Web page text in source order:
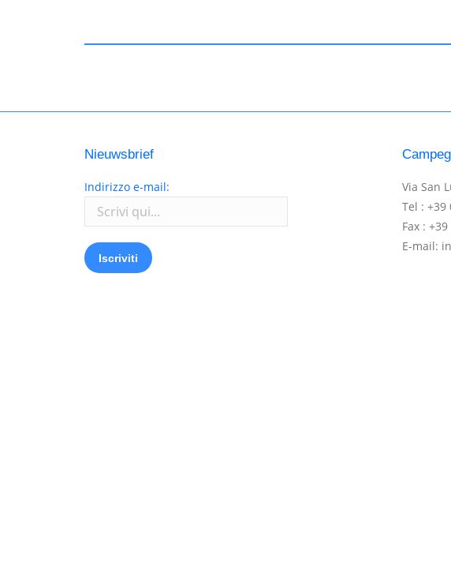
Nieuwsbrief
Indirizzo e-mail:
Via San
Tel : +39
Fax :
E-mail: